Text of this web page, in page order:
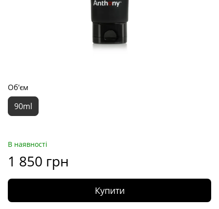
Об'єм
90ml
В наявності
1 850 грн
Купити